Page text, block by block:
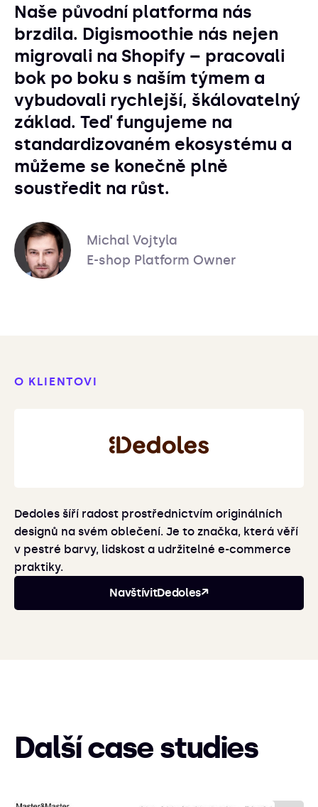
Naše původní platforma nás
brzdila. Digismoothie nás nejen
migrovali na Shopify – pracovali
bok po boku s naším týmem a
vybudovali rychlejší, škálovatelný
základ. Teď fungujeme na
standardizovaném ekosystému a
můžeme se konečně plně
soustředit na růst.
Michal Vojtyla
E-shop Platform Owner
O KLIENTOVI
Dedoles šíří radost prostřednictvím originálních
designů na svém oblečení. Je to značka, která věří
v pestré barvy, lidskost a udržitelné e-commerce
praktiky.
NavštívitDedoles↗
Další case studies